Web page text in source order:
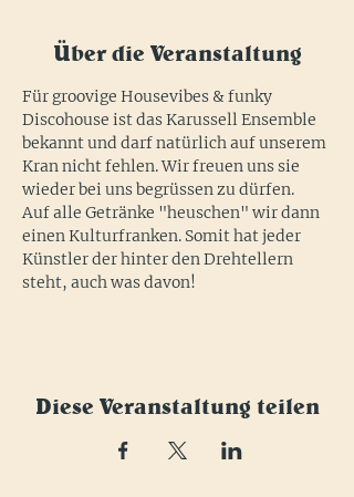
Über die Veranstaltung
Für groovige Housevibes & funky
Discohouse ist das Karussell Ensemble
bekannt und darf natürlich auf unserem
Kran nicht fehlen. Wir freuen uns sie
wieder bei uns begrüssen zu dürfen.
Auf alle Getränke "heuschen" wir dann
einen Kulturfranken. Somit hat jeder
Künstler der hinter den Drehtellern
steht, auch was davon!
Diese Veranstaltung teilen